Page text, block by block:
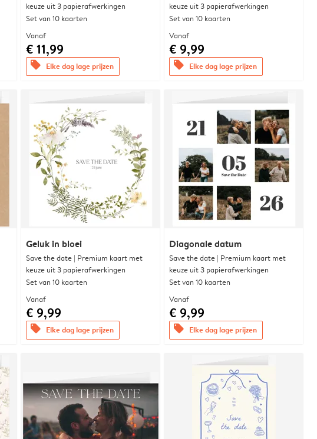
keuze uit 3 papierafwerkingen
Set van 10 kaarten
Vanaf
€ 11,99
offers Elke dag lage prijzen
keuze uit 3 papierafwerkingen
Set van 10 kaarten
Vanaf
€ 9,99
offers Elke dag lage prijzen
Geluk in bloei
Save the date | Premium kaart met
keuze uit 3 papierafwerkingen
Set van 10 kaarten
Vanaf
€ 9,99
offers Elke dag lage prijzen
Diagonale datum
Save the date | Premium kaart met
keuze uit 3 papierafwerkingen
Set van 10 kaarten
Vanaf
€ 9,99
offers Elke dag lage prijzen